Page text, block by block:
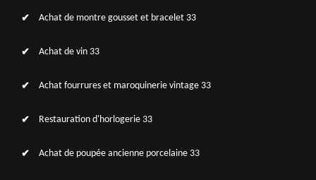
Achat de montre gousset et bracelet 33
Achat de vin 33
Achat fourrures et maroquinerie vintage 33
Restauration d'horlogerie 33
Achat de poupée ancienne porcelaine 33